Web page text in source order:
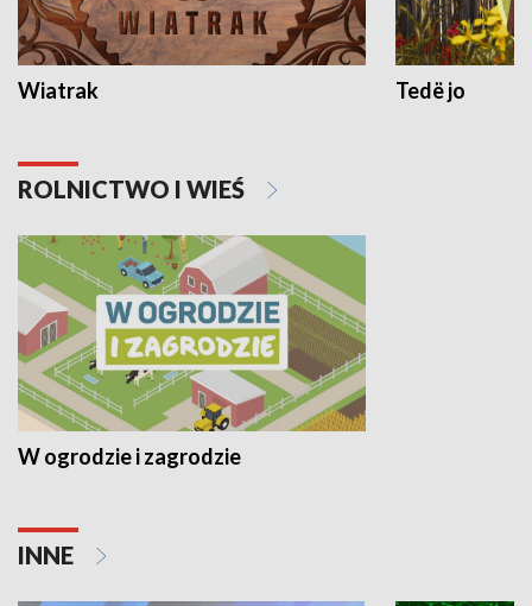
Wiatrak Tedë jo
ROLNICTWO I WIEŚ
W ogrodzie i zagrodzie
INNE